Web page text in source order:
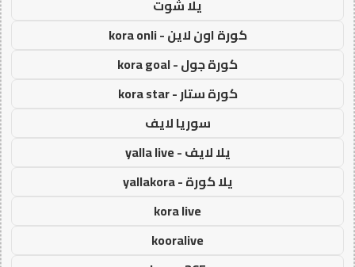
يلا شوت
كورة اون لاين - kora onli
كورة جول - kora goal
كورة ستار - kora star
سوريا لايف
يلا لايف - yalla live
يلا كورة - yallakora
kora live
kooralive